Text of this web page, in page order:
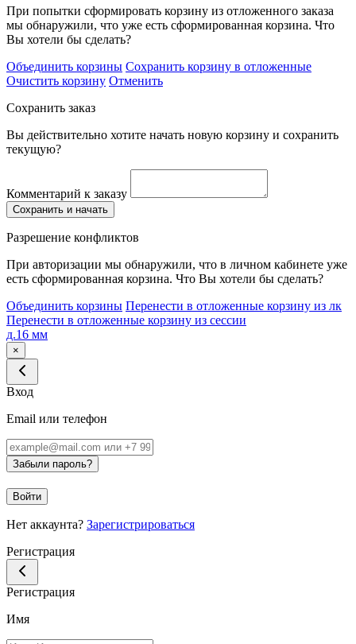
При попытки сформировать корзину из отложенного заказа
мы обнаружили, что уже есть сформированная корзина. Что
Вы хотели бы сделать?
Объединить корзины Сохранить корзину в отложенные
Очистить корзину Отменить
Сохранить заказ
Вы действительно хотите начать новую корзину и сохранить
текущую?
Комментарий к заказу
Сохранить и начать
Разрешение конфликтов
При авторизации мы обнаружили, что в личном кабинете уже
есть сформированная корзина. Что Вы хотели бы сделать?
Объединить корзины Перенести в отложенные корзину из лк
Перенести в отложенные корзину из сессии
д.16 мм
×
Вход
Email или телефон
Забыли пароль?
Войти
Нет аккаунта? Зарегистрироваться
Регистрация
Регистрация
Имя